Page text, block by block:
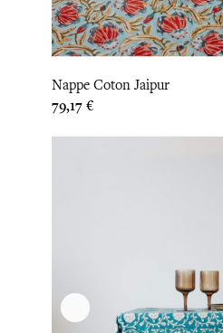
Nappe Coton Jaipur
Prix
79,17 €